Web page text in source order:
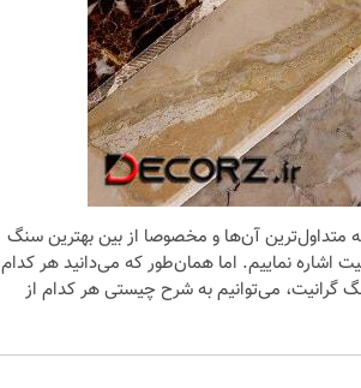
آن‌ها و مخصوصا از بین بهترین سنگ
اشاره نماییم. اما همان‌طور که می‌دانید هر کدام
گرانیت، می‌توانیم به شرح چیستی هر کدام از
دکوراسیون داخلی و
چیدمان خانه (جدیدترین
ایده‌ها و عکس‌ها)
6 سال قبل